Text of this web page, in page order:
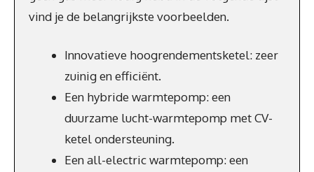
vind je de belangrijkste voorbeelden.
Innovatieve hoogrendementsketel: zeer
zuinig en efficiënt.
Een hybride warmtepomp: een
duurzame lucht-warmtepomp met CV-
ketel ondersteuning.
Een all-electric warmtepomp: een